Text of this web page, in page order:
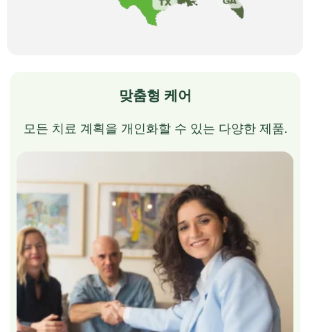
맞춤형 케어
모든 치료 계획을 개인화할 수 있는 다양한 제품.